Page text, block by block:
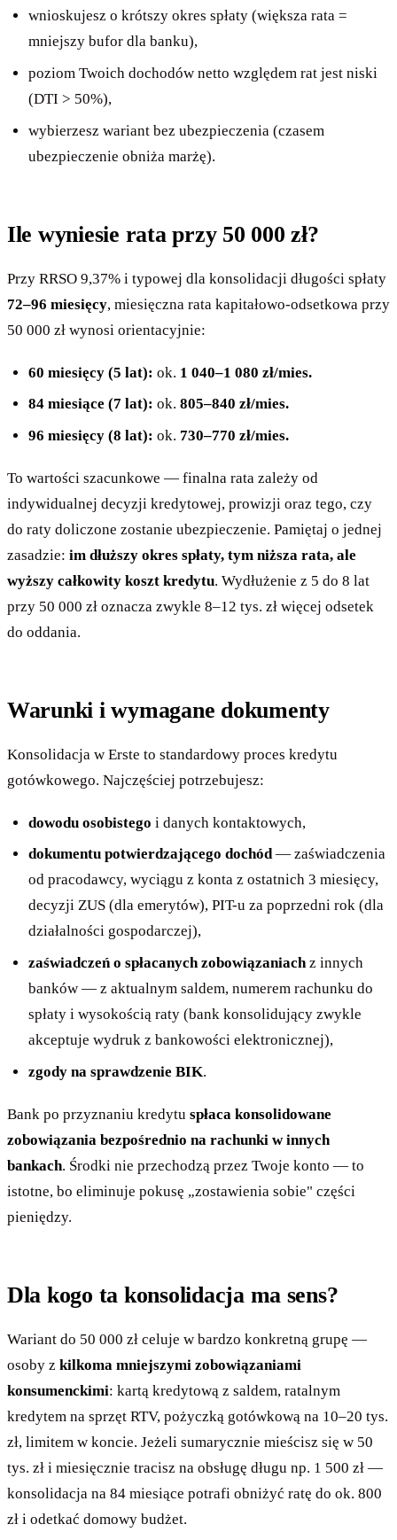
wnioskujesz o krótszy okres spłaty (większa rata =
mniejszy bufor dla banku),
poziom Twoich dochodów netto względem rat jest niski
(DTI > 50%),
wybierzesz wariant bez ubezpieczenia (czasem
ubezpieczenie obniża marżę).
Ile wyniesie rata przy 50 000 zł?
Przy RRSO 9,37% i typowej dla konsolidacji długości spłaty
72–96 miesięcy, miesięczna rata kapitałowo-odsetkowa przy
50 000 zł wynosi orientacyjnie:
60 miesięcy (5 lat): ok. 1 040–1 080 zł/mies.
84 miesiące (7 lat): ok. 805–840 zł/mies.
96 miesięcy (8 lat): ok. 730–770 zł/mies.
To wartości szacunkowe — finalna rata zależy od
indywidualnej decyzji kredytowej, prowizji oraz tego, czy
do raty doliczone zostanie ubezpieczenie. Pamiętaj o jednej
zasadzie: im dłuższy okres spłaty, tym niższa rata, ale
wyższy całkowity koszt kredytu. Wydłużenie z 5 do 8 lat
przy 50 000 zł oznacza zwykle 8–12 tys. zł więcej odsetek
do oddania.
Warunki i wymagane dokumenty
Konsolidacja w Erste to standardowy proces kredytu
gotówkowego. Najczęściej potrzebujesz:
dowodu osobistego i danych kontaktowych,
dokumentu potwierdzającego dochód— zaświadczenia
od pracodawcy, wyciągu z konta z ostatnich 3 miesięcy,
decyzji ZUS (dla emerytów), PIT-u za poprzedni rok (dla
działalności gospodarczej),
zaświadczeń o spłacanych zobowiązaniachz innych
banków — z aktualnym saldem, numerem rachunku do
spłaty i wysokością raty (bank konsolidujący zwykle
akceptuje wydruk z bankowości elektronicznej),
zgody na sprawdzenie BIK.
Bank po przyznaniu kredytu spłaca konsolidowane
zobowiązania bezpośrednio na rachunki w innych
bankach. Środki nie przechodzą przez Twoje konto — to
istotne, bo eliminuje pokusę „zostawienia sobie" części
pieniędzy.
Dla kogo ta konsolidacja ma sens?
Wariant do 50 000 zł celuje w bardzo konkretną grupę —
osoby z kilkoma mniejszymi zobowiązaniami
konsumenckimi: kartą kredytową z saldem, ratalnym
kredytem na sprzęt RTV, pożyczką gotówkową na 10–20 tys.
zł, limitem w koncie. Jeżeli sumarycznie mieścisz się w 50
tys. zł i miesięcznie tracisz na obsługę długu np. 1 500 zł —
konsolidacja na 84 miesiące potrafi obniżyć ratę do ok. 800
zł i odetkać domowy budżet.